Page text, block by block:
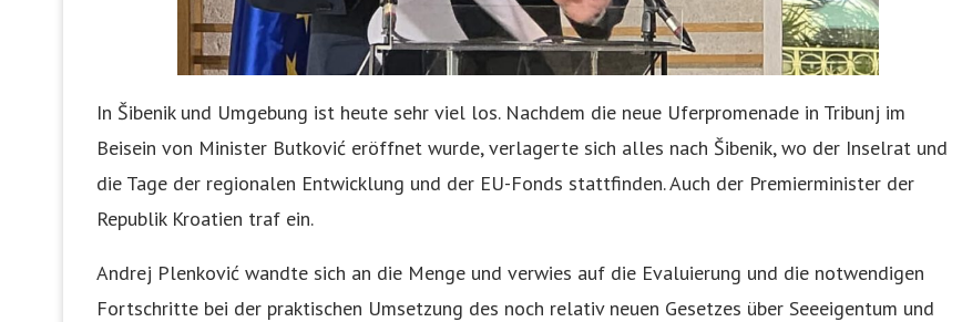
In Šibenik und Umgebung ist heute sehr viel los. Nachdem die neue Uferpromenade in Tribunj im
Beisein von Minister Butković eröffnet wurde, verlagerte sich alles nach Šibenik, wo der Inselrat und
die Tage der regionalen Entwicklung und der EU-Fonds stattfinden. Auch der Premierminister der
Republik Kroatien traf ein.
Andrej Plenković wandte sich an die Menge und verwies auf die Evaluierung und die notwendigen
Fortschritte bei der praktischen Umsetzung des noch relativ neuen Gesetzes über Seeeigentum und